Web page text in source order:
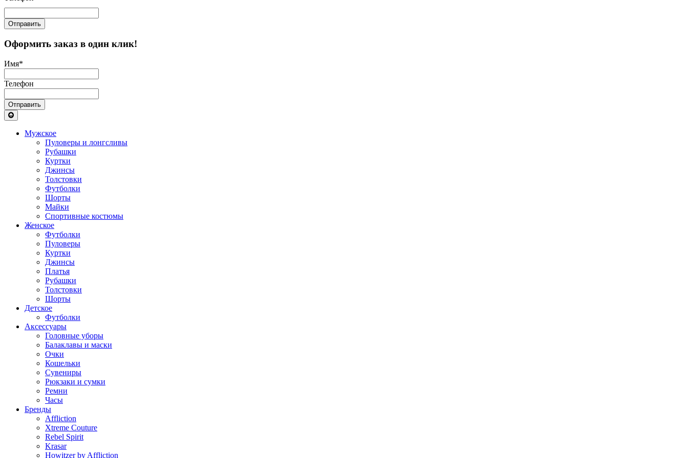
Отправить
Оформить заказ в один клик!
Имя*
Телефон
Отправить
Мужское
Пуловеры и лонгсливы
Рубашки
Куртки
Джинсы
Толстовки
Футболки
Шорты
Майки
Спортивные костюмы
Женское
Футболки
Пуловеры
Куртки
Джинсы
Платья
Рубашки
Толстовки
Шорты
Детское
Футболки
Аксессуары
Головные уборы
Балаклавы и маски
Очки
Кошельки
Сувениры
Рюкзаки и сумки
Ремни
Часы
Бренды
Affliction
Xtreme Couture
Rebel Spirit
Krasar
Howitzer by Affliction